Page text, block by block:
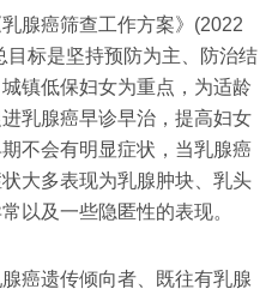
腺癌筛查工作方案》(2022
标是坚持预防为主、防治结
镇低保妇女为重点，为适龄
乳腺癌早诊早治，提高妇女
不会有明显症状，当乳腺癌
大多表现为乳腺肿块、乳头
以及一些隐匿性的表现。
癌遗传倾向者、既往有乳腺